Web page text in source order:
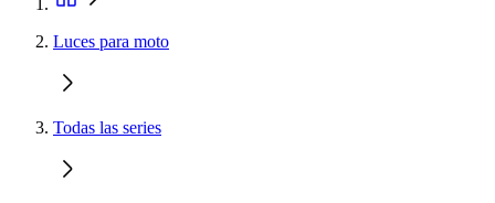
Luces para moto
Todas las series